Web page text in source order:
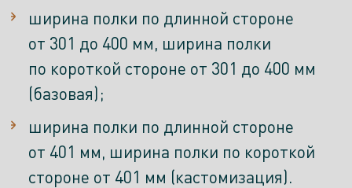
ширина полки по длинной стороне
от 301 до 400 мм, ширина полки
по короткой стороне от 301 до 400 мм
(базовая);
ширина полки по длинной стороне
от 401 мм, ширина полки по короткой
стороне от 401 мм (кастомизация).